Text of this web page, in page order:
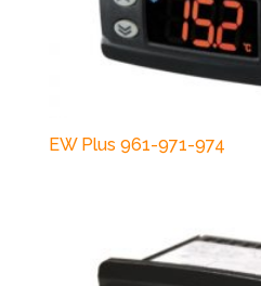
EW Plus 961-971-974